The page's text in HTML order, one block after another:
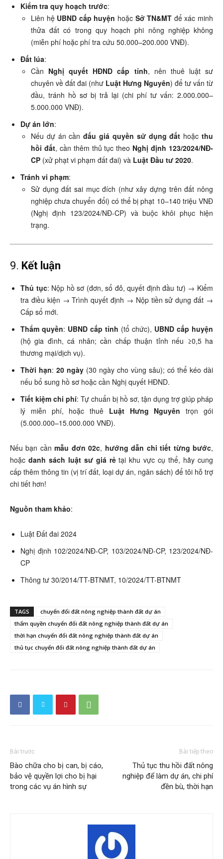
Kiểm tra quy hoạch trước:
Liên hệ UBND cấp huyện hoặc Sở TN&MT để xác minh
thửa đất có trong quy hoạch phi nông nghiệp không
(miễn phí hoặc phí tra cứu 50.000–200.000 VNĐ).
Đất lúa:
Cần Nghị quyết HĐND cấp tỉnh, nên thuê luật sư
chuyên về đất đai (như Luật Hưng Nguyên) để tư vấn từ
đầu, tránh hồ sơ bị trả lại (chi phí tư vấn: 2.000.000–
5.000.000 VNĐ).
Dự án lớn:
Nếu dự án cầnđấu giá quyền sử dụng đất hoặcthu
hồi đất, cần thêm thủ tục theo Nghị định 123/2024/NĐ-
CP (xử phạt vi phạm đất đai) và Luật Đầu tư 2020.
Tránh vi phạm:
Sử dụng đất sai mục đích (như xây dựng trên đất nông
nghiệp chưa chuyển đổi) có thể bị phạt 10–140 triệu VNĐ
(Nghị định 123/2024/NĐ-CP) và buộc khôi phục hiện
trạng.
9. Kết luận
Thủ tục: Nộp hồ sơ (đơn, sổ đỏ, quyết định đầu tư) → Kiểm
tra điều kiện → Trình quyết định → Nộp tiền sử dụng đất →
Cấp sổ mới.
Thẩm quyền: UBND cấp tỉnh (tổ chức), UBND cấp huyện
(hộ gia đình, cá nhân; cần chấp thuận tỉnh nếu ≥0,5 ha
thương mại/dịch vụ).
Thời hạn: 20 ngày (30 ngày cho vùng sâu); có thể kéo dài
nếu bổ sung hồ sơ hoặc cần Nghị quyết HĐND.
Tiết kiệm chi phí: Tự chuẩn bị hồ sơ, tận dụng trợ giúp pháp
lý miễn phí, hoặc thuê Luật Hưng Nguyên trọn gói
(5.000.000–15.000.000 VNĐ).
Nếu bạn cầnmẫu đơn 02c, hướng dẫn chi tiết từng bước,
hoặc danh sách luật sư giá rẻtại khu vực cụ thể, hãy cung
cấp thêm thông tin (vị trí đất, loại dự án, ngân sách) để tôi hỗ trợ
chi tiết hơn!
Nguồn tham khảo:
Luật Đất đai 2024
Nghị định 102/2024/NĐ-CP, 103/2024/NĐ-CP, 123/2024/NĐ-
CP
Thông tư 30/2014/TT-BTNMT, 10/2024/TT-BTNMT
TAGS
chuyển đổi đất nông nghiệp thành đất dự án
thẩm quyền chuyển đổi đất nông nghiệp thành đất dự án
thời hạn chuyển đổi đất nông nghiệp thành đất dự án
thủ tục chuyển đổi đất nông nghiệp thành đất dự án
Bài trước
Bào chữa cho bị can, bị cáo,
bảo vệ quyền lợi cho bị hại
trong các vụ án hình sự
Bài tiếp theo
Thủ tục thu hồi đất nông
nghiệp để làm dự án, chi phí
đền bù, thời hạn